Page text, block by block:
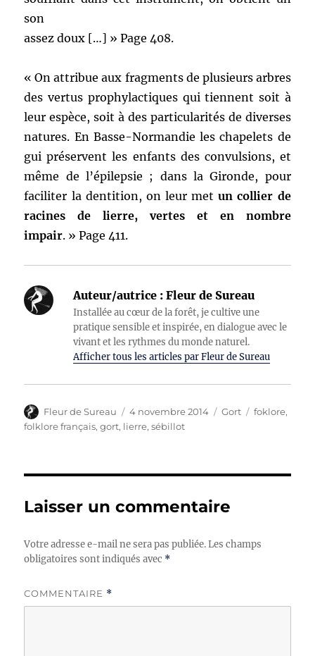
son
assez doux […] » Page 408.
« On attribue aux fragments de plusieurs arbres
des vertus prophylactiques qui tiennent soit à
leur espèce, soit à des particularités de diverses
natures. En Basse-Normandie les chapelets de
gui préservent les enfants des convulsions, et
même de l’épilepsie ; dans la Gironde, pour
faciliter la dentition, on leur metun collier de
racines de lierre, vertes et en nombre
impair. » Page 411.
Auteur/autrice : Fleur de Sureau
Installée au cœur de la forêt, je cultive une
pratique sensible et inspirée, en dialogue avec le
vivant et les rythmes du monde naturel.
Afficher tous les articles par Fleur de Sureau
Auteur
Fleur de Sureau
Publié
le
4 novembre 2014 Catégories
Gort Étiquettes
foklore,
folklore français,gort, lierre,sébillot
Laisser un commentaire
Votre adresse e-mail ne sera pas publiée. Les champs
obligatoires sont indiqués avec *
COMMENTAIRE *